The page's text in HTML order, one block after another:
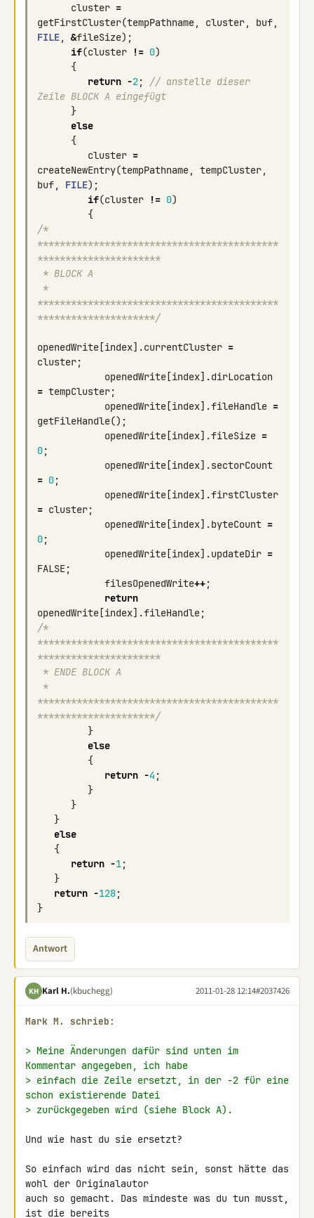
cluster =
getFirstCluster(tempPathname, cluster, buf,
FILE, &fileSize);
if(cluster != 0)
{
return -2;
// anstelle dieser
Zeile BLOCK A eingefügt
}
else
{
cluster =
createNewEntry(tempPathname, tempCluster,
buf, FILE);
if(cluster != 0)
{
/*
*******************************************
**********************
* BLOCK A
*******************************************
*********************/
openedWrite [index].currentCluster =
cluster;
openedWrite [index].dirLocation
= tempCluster;
openedWrite [index].fileHandle =
getFileHandle();
openedWrite [index].fileSize =
0;
openedWrite [index].sectorCount
= 0;
openedWrite [index].firstCluster
= cluster;
openedWrite [index].byteCount =
0;
openedWrite [index].updateDir =
FALSE;
filesOpenedWrite++;
return
openedWrite [index].fileHandle;
/*
*******************************************
**********************
* ENDE BLOCK A
*******************************************
*********************/
}
else
{
return -4 ;
}
}
}
else
{
return -1;
}
return -128;
}
Antwort
KH Karl H.(kbuchegg) 2011-01-28 12:14#2037426
Mark M. schrieb:
> Meine Änderungen dafür sind unten im
Kommentar angegeben, ich habe
> einfach die Zeile ersetzt, in der -2 für eine
schon existierende Datei
> zurückgegeben wird (siehe Block A).
Und wie hast du sie ersetzt?
So einfach wird das nicht sein, sonst hätte das
wohl der Originalautor
auch so gemacht. Das mindeste was du tun musst,
ist die bereits